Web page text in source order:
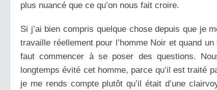
plus nuancé que ce qu’on nous fait croire.
Si j’ai bien compris quelque chose depuis que je
travaille réellement pour l’homme Noir et quand
faut commencer à se poser des questions.
longtemps évité cet homme, parce qu’il est traité
je me rends compte plutôt qu’il était d’une